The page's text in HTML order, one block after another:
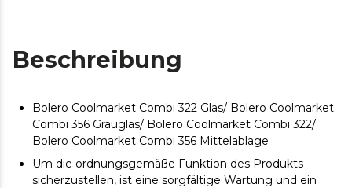
Beschreibung
Bolero Coolmarket Combi 322 Glas/ Bolero Coolmarket
Combi 356 Grauglas/ Bolero Coolmarket Combi 322/
Bolero Coolmarket Combi 356 Mittelablage
Um die ordnungsgemäße Funktion des Produkts
sicherzustellen, ist eine sorgfältige Wartung und ein